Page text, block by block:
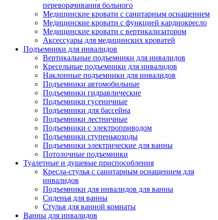
переворачивания больного
Медицинские кровати с санитарным оснащением
Медицинские кровати с функцией кардиокресло
Медицинские кровати с вертикализатором
Аксессуары для медицинских кроватей
Подъемники для инвалидов
Вертикальные подъемники для инвалидов
Кресельные подъемники для инвалидов
Наклонные подъемники для инвалидов
Подъемники автомобильные
Подъемники гидравлические
Подъемники гусеничные
Подъемники для бассейна
Подъемники лестничные
Подъемники с электроприводом
Подъемники ступенькоходы
Подъемники электрические для ванны
Потолочные подъемники
Туалетные и душевые приспособления
Кресла-стулья с санитарным оснащением для
инвалидов
Подъемники для инвалидов для ванны
Сиденья для ванны
Стулья для ванной комнаты
Ванны для инвалидов